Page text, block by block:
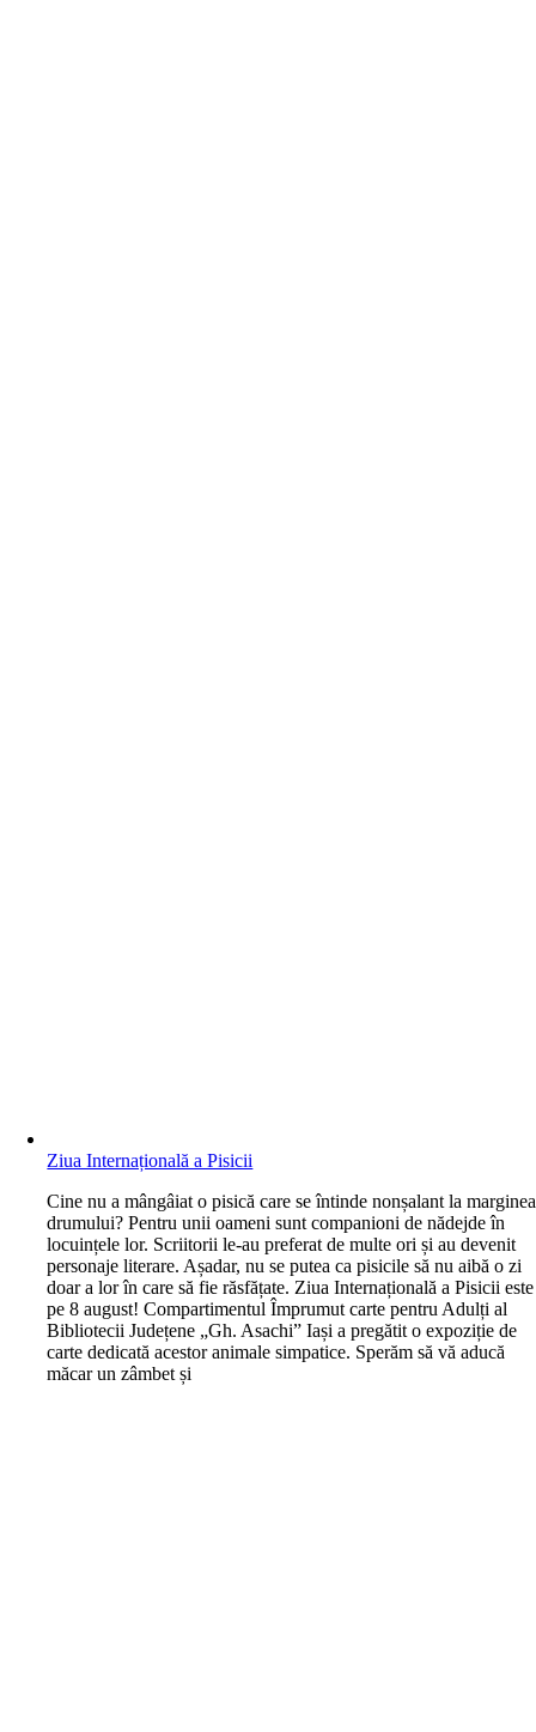
Ziua Internațională a Pisicii
Cine nu a mângâiat o pisică care se întinde nonșalant la marginea
drumului? Pentru unii oameni sunt companioni de nădejde în
locuințele lor. Scriitorii le-au preferat de multe ori și au devenit
personaje literare. Așadar, nu se putea ca pisicile să nu aibă o zi
doar a lor în care să fie răsfățate. Ziua Internațională a Pisicii este
pe 8 august! Compartimentul Împrumut carte pentru Adulți al
Bibliotecii Județene „Gh. Asachi” Iași a pregătit o expoziție de
carte dedicată acestor animale simpatice. Sperăm să vă aducă
măcar un zâmbet și